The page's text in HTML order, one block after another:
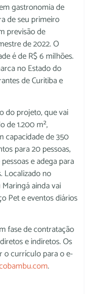
gastronomia de
de seu primeiro
previsão de
de 2022. O
é de R$ 6 milhões.
no Estado do
de Curitiba e
do projeto, que vai
de 1.200 m²,
capacidade de 350
para 20 pessoas,
e adega para
Localizado no
ainda vai
Pet e eventos diários
fase de contratação
e indiretos. Os
o currículo para o e-
.